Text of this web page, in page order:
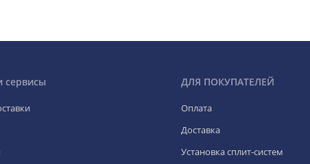
сервисы ДЛЯ ПОКУПАТЕЛЕЙ
Оплата
Доставка
Установка сплит-систем